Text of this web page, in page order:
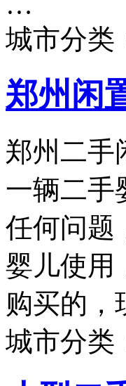
城市分类
郑州闲
郑州二手
一辆二手
任何问题
婴儿使用
购买的，
城市分类